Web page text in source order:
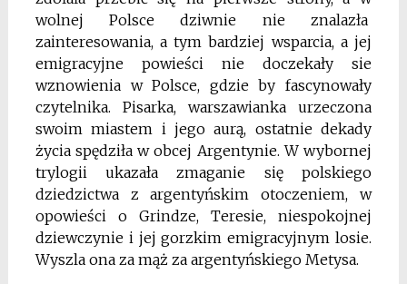
wolnej Polsce dziwnie nie znalazła
zainteresowania, a tym bardziej wsparcia, a jej
emigracyjne powieści nie doczekały sie
wznowienia w Polsce, gdzie by fascynowały
czytelnika. Pisarka, warszawianka urzeczona
swoim miastem i jego aurą, ostatnie dekady
życia spędziła w obcej Argentynie. W wybornej
trylogii ukazała zmaganie się polskiego
dziedzictwa z argentyńskim otoczeniem, w
opowieści o Grindze, Teresie, niespokojnej
dziewczynie i jej gorzkim emigracyjnym losie.
Wyszla ona za mąż za argentyńskiego Metysa.